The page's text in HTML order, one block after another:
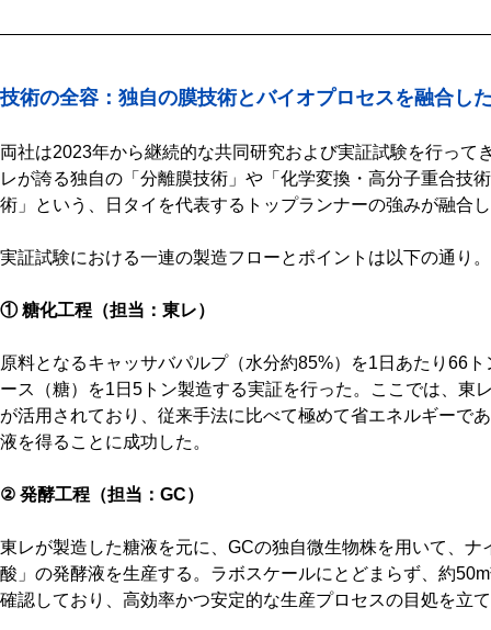
技術の全容：独自の膜技術とバイオプロセスを融合し
両社は2023年から継続的な共同研究および実証試験を行って
レが誇る独自の「分離膜技術」や「化学変換・高分子重合技
術」という、日タイを代表するトップランナーの強みが融合
実証試験における一連の製造フローとポイントは以下の通り。
① 糖化工程（担当：東レ）
原料となるキャッサバパルプ（水分約85%）を1日あたり66
ース（糖）を1日5トン製造する実証を行った。ここでは、東
が活用されており、従来手法に比べて極めて省エネルギーで
液を得ることに成功した。
② 発酵工程（担当：GC）
東レが製造した糖液を元に、GCの独自微生物株を用いて、
酸」の発酵液を生産する。ラボスケールにとどまらず、約
確認しており、高効率かつ安定的な生産プロセスの目処を立